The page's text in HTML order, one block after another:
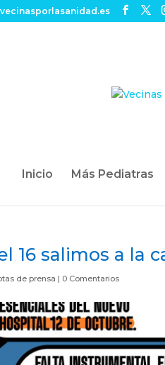
Inicio Más Pediatras
16 salimos a la
de prensa | 0 Comentarios